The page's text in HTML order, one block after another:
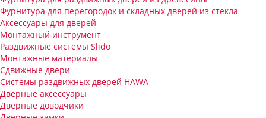
Фурнитура для перегородок и складных дверей из стекла
Аксессуары для дверей
Монтажный инструмент
Раздвижные системы Slido
Монтажные материалы
Сдвижные двери
Системы раздвижных дверей HAWA
Дверные аксессуары
Дверные доводчики